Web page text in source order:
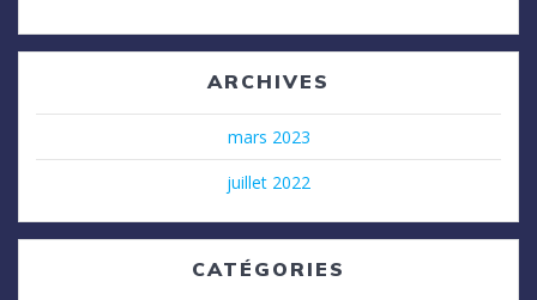
ARCHIVES
mars 2023
juillet 2022
CATÉGORIES